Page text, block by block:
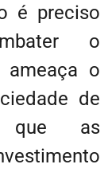
é preciso
o
ameaça o
de
que as